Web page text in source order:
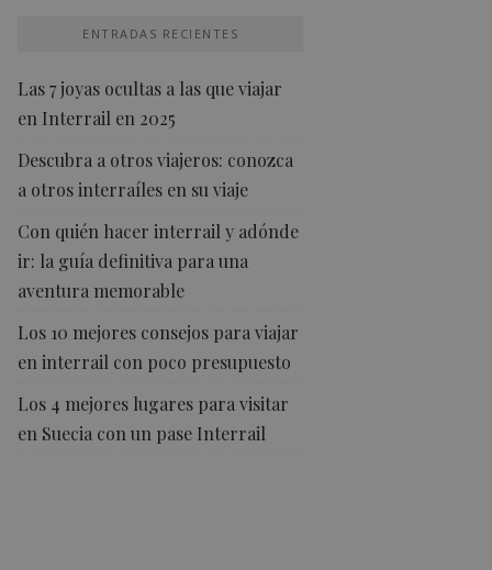
ENTRADAS RECIENTES
Las 7 joyas ocultas a las que viajar
en Interrail en 2025
Descubra a otros viajeros: conozca
a otros interraíles en su viaje
Con quién hacer interrail y adónde
ir: la guía definitiva para una
aventura memorable
Los 10 mejores consejos para viajar
en interrail con poco presupuesto
Los 4 mejores lugares para visitar
en Suecia con un pase Interrail